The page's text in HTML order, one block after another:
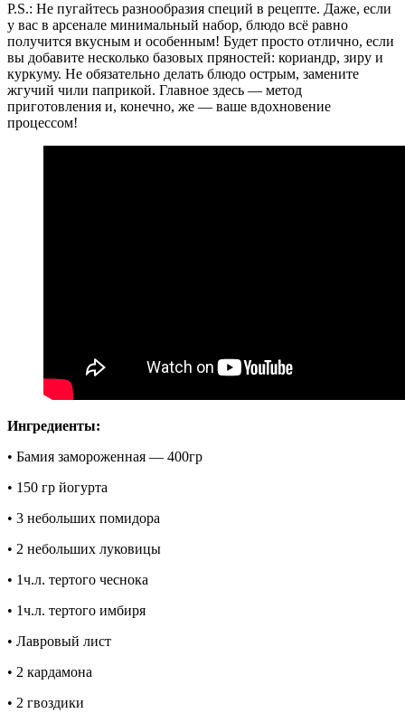
P.S.: Не пугайтесь разнообразия специй в рецепте. Даже, если
у вас в арсенале минимальный набор, блюдо всё равно
получится вкусным и особенным! Будет просто отлично, если
вы добавите несколько базовых пряностей: кориандр, зиру и
куркуму. Не обязательно делать блюдо острым, замените
жгучий чили паприкой. Главное здесь — метод
приготовления и, конечно, же — ваше вдохновение
процессом!
Ингредиенты:
• Бамия замороженная — 400гр
• 150 гр йогурта
• 3 небольших помидора
• 2 небольших луковицы
• 1ч.л. тертого чеснока
• 1ч.л. тертого имбиря
• Лавровый лист
• 2 кардамона
• 2 гвоздики